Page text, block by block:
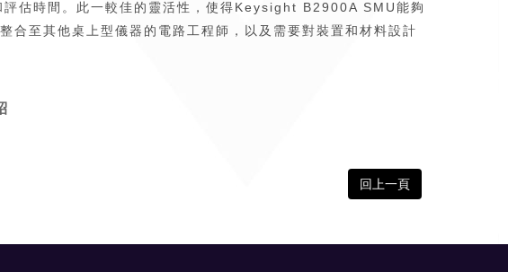
估時間。此一較佳的靈活性，使得Keysight B2900A SMU能夠
合至其他桌上型儀器的電路工程師，以及需要對裝置和材料設計
回上一頁